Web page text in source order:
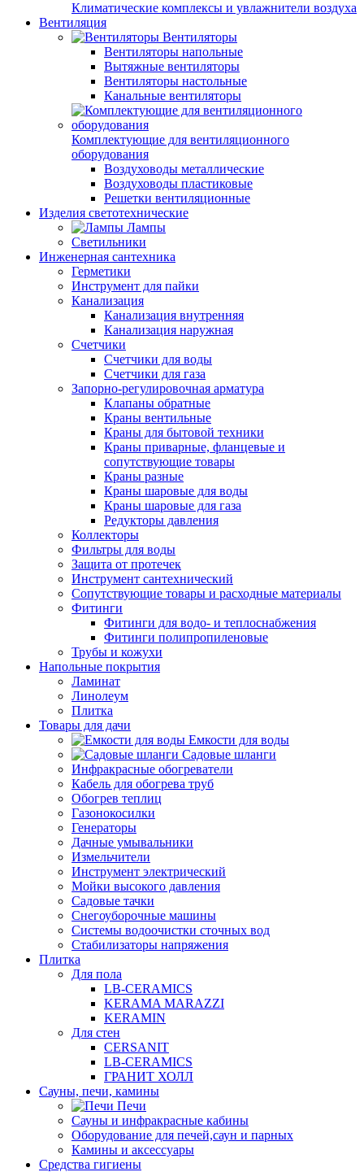
Климатические комплексы и увлажнители воздуха
Вентиляция
Вентиляторы
Вентиляторы напольные
Вытяжные вентиляторы
Вентиляторы настольные
Канальные вентиляторы
Комплектующие для вентиляционного
оборудования
Воздуховоды металлические
Воздуховоды пластиковые
Решетки вентиляционные
Изделия светотехнические
Лампы
Светильники
Инженерная сантехника
Герметики
Инструмент для пайки
Канализация
Канализация внутренняя
Канализация наружная
Счетчики
Счетчики для воды
Счетчики для газа
Запорно-регулировочная арматура
Клапаны обратные
Краны вентильные
Краны для бытовой техники
Краны приварные, фланцевые и
сопутствующие товары
Краны разные
Краны шаровые для воды
Краны шаровые для газа
Редукторы давления
Коллекторы
Фильтры для воды
Защита от протечек
Инструмент сантехнический
Сопутствующие товары и расходные материалы
Фитинги
Фитинги для водо- и теплоснабжения
Фитинги полипропиленовые
Трубы и кожухи
Напольные покрытия
Ламинат
Линолеум
Плитка
Товары для дачи
Емкости для воды
Садовые шланги
Инфракрасные обогреватели
Кабель для обогрева труб
Обогрев теплиц
Газонокосилки
Генераторы
Дачные умывальники
Измельчители
Инструмент электрический
Мойки высокого давления
Садовые тачки
Снегоуборочные машины
Системы водоочистки сточных вод
Стабилизаторы напряжения
Плитка
Для пола
LB-CERAMICS
KERAMA MARAZZI
KERAMIN
Для стен
CERSANIT
LB-CERAMICS
ГРАНИТ ХОЛЛ
Сауны, печи, камины
Печи
Сауны и инфракрасные кабины
Оборудование для печей,саун и парных
Камины и аксессуары
Средства гигиены